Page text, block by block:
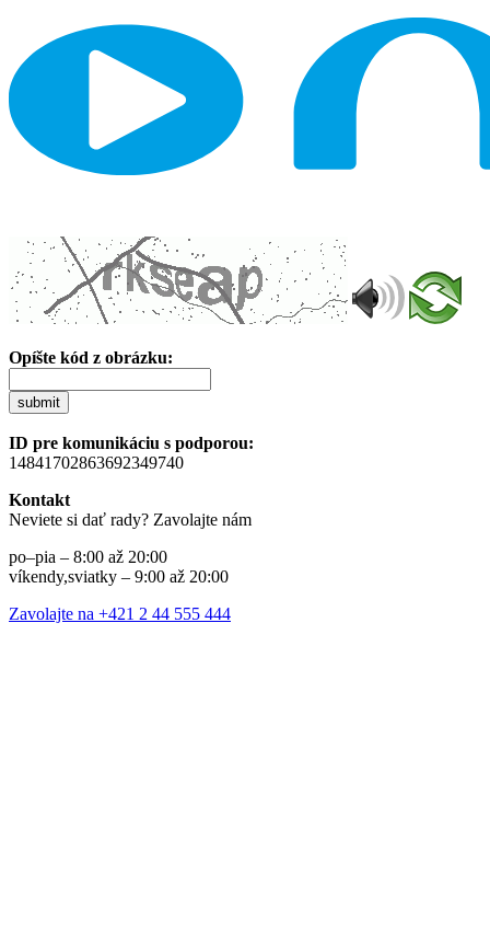
Opíšte kód z obrázku:
submit
ID pre komunikáciu s podporou:
14841702863692349740
Kontakt
Neviete si dať rady? Zavolajte nám
po–pia – 8:00 až 20:00
víkendy,sviatky – 9:00 až 20:00
Zavolajte na +421 2 44 555 444